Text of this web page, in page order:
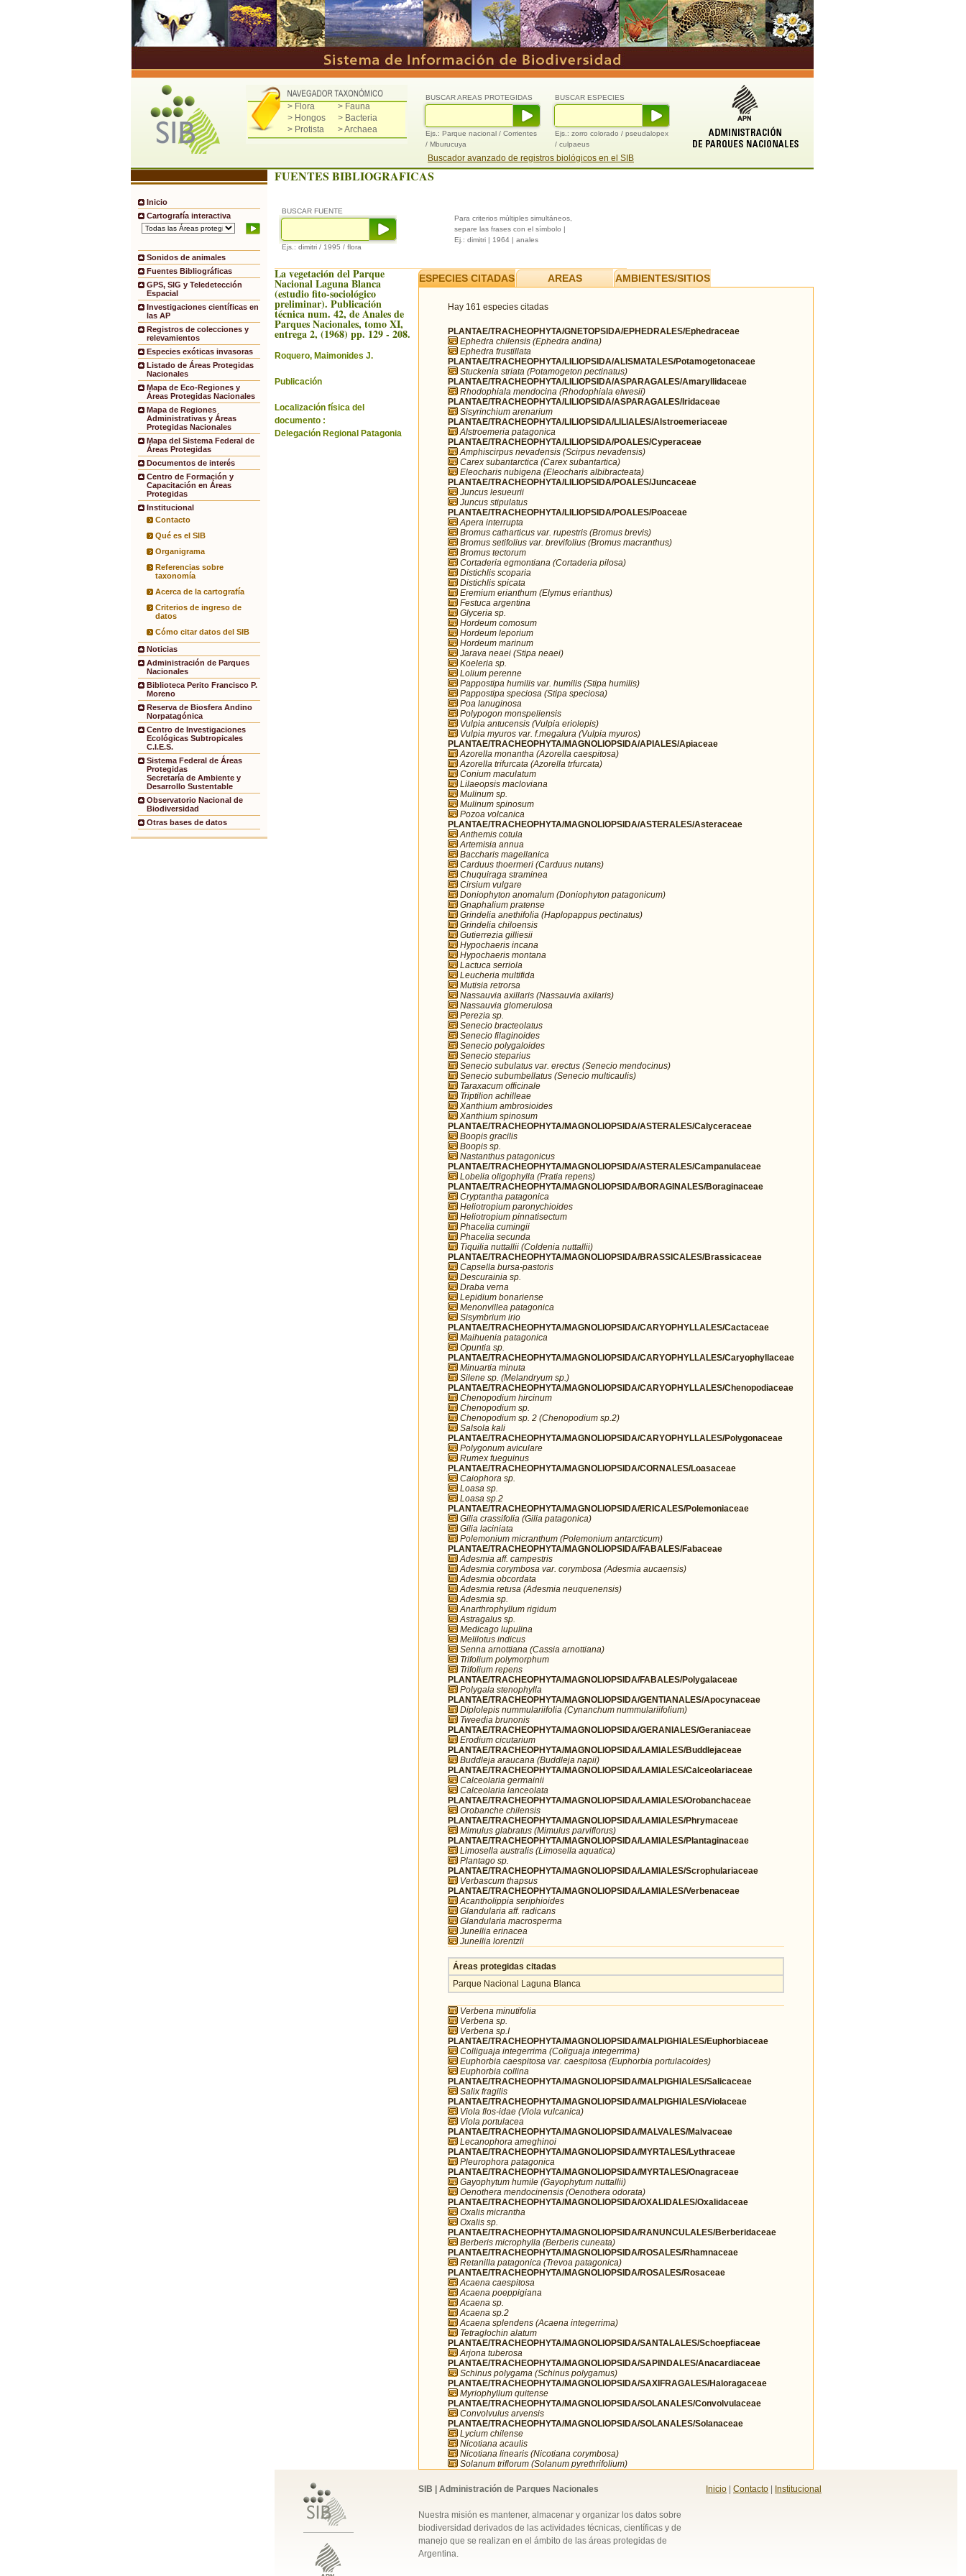
> Flora
> Fauna
> Hongos
> Bacteria
> Protista
> Archaea
BUSCAR ESPECIES
Ejs.: zorro colorado / pseudalopex
/ culpaeus
BUSCAR AREAS PROTEGIDAS
Ejs.: Parque nacional / Corrientes
/ Mburucuya
Buscador avanzado de registros biológicos en el SIB
Inicio
Cartografía interactiva
Sonidos de animales
Fuentes Bibliográficas
GPS, SIG y Teledetección
Espacial
Investigaciones científicas en
las AP
Registros de colecciones y
relevamientos
Especies exóticas invasoras
Listado de Áreas Protegidas
Nacionales
Mapa de Eco-Regiones y
Áreas Protegidas Nacionales
Mapa de Regiones
Administrativas y Áreas
Protegidas Nacionales
Mapa del Sistema Federal de
Áreas Protegidas
Documentos de interés
Centro de Formación y
Capacitación en Áreas
Protegidas
Institucional
Contacto
Qué es el SIB
Organigrama
Referencias sobre
taxonomía
Acerca de la cartografía
Criterios de ingreso de
datos
Cómo citar datos del SIB
Noticias
Administración de Parques
Nacionales
Biblioteca Perito Francisco P.
Moreno
Reserva de Biosfera Andino
Norpatagónica
Centro de Investigaciones
Ecológicas Subtropicales
C.I.E.S.
Sistema Federal de Áreas
Protegidas
Secretaría de Ambiente y
Desarrollo Sustentable
Observatorio Nacional de
Biodiversidad
Otras bases de datos
FUENTES BIBLIOGRAFICAS
BUSCAR FUENTE
Ejs.: dimitri / 1995 / flora
Para criterios múltiples simultáneos,
separe las frases con el símbolo |
Ej.: dimitri | 1964 | anales
La vegetación del Parque
Nacional Laguna Blanca
(estudio fito-sociológico
preliminar). Publicación
técnica num. 42, de Anales de
Parques Nacionales, tomo XI,
entrega 2, (1968) pp. 129 - 208.
Roquero, Maimonides J.
Publicación
Localización física del
documento :
Delegación Regional Patagonia
ESPECIES CITADAS AREAS AMBIENTES/SITIOS
Hay 161 especies citadas
PLANTAE/TRACHEOPHYTA/GNETOPSIDA/EPHEDRALES/Ephedraceae
Ephedra chilensis (Ephedra andina)
Ephedra frustillata
PLANTAE/TRACHEOPHYTA/LILIOPSIDA/ALISMATALES/Potamogetonaceae
Stuckenia striata (Potamogeton pectinatus)
PLANTAE/TRACHEOPHYTA/LILIOPSIDA/ASPARAGALES/Amaryllidaceae
Rhodophiala mendocina (Rhodophiala elwesii)
PLANTAE/TRACHEOPHYTA/LILIOPSIDA/ASPARAGALES/Iridaceae
Sisyrinchium arenarium
PLANTAE/TRACHEOPHYTA/LILIOPSIDA/LILIALES/Alstroemeriaceae
Alstroemeria patagonica
PLANTAE/TRACHEOPHYTA/LILIOPSIDA/POALES/Cyperaceae
Amphiscirpus nevadensis (Scirpus nevadensis)
Carex subantarctica (Carex subantartica)
Eleocharis nubigena (Eleocharis albibracteata)
PLANTAE/TRACHEOPHYTA/LILIOPSIDA/POALES/Juncaceae
Juncus lesueurii
Juncus stipulatus
PLANTAE/TRACHEOPHYTA/LILIOPSIDA/POALES/Poaceae
Apera interrupta
Bromus catharticus var. rupestris (Bromus brevis)
Bromus setifolius var. brevifolius (Bromus macranthus)
Bromus tectorum
Cortaderia egmontiana (Cortaderia pilosa)
Distichlis scoparia
Distichlis spicata
Eremium erianthum (Elymus erianthus)
Festuca argentina
Glyceria sp.
Hordeum comosum
Hordeum leporium
Hordeum marinum
Jarava neaei (Stipa neaei)
Koeleria sp.
Lolium perenne
Pappostipa humilis var. humilis (Stipa humilis)
Pappostipa speciosa (Stipa speciosa)
Poa lanuginosa
Polypogon monspeliensis
Vulpia antucensis (Vulpia eriolepis)
Vulpia myuros var. f.megalura (Vulpia myuros)
PLANTAE/TRACHEOPHYTA/MAGNOLIOPSIDA/APIALES/Apiaceae
Azorella monantha (Azorella caespitosa)
Azorella trifurcata (Azorella trfurcata)
Conium maculatum
Lilaeopsis macloviana
Mulinum sp.
Mulinum spinosum
Pozoa volcanica
PLANTAE/TRACHEOPHYTA/MAGNOLIOPSIDA/ASTERALES/Asteraceae
Anthemis cotula
Artemisia annua
Baccharis magellanica
Carduus thoermeri (Carduus nutans)
Chuquiraga straminea
Cirsium vulgare
Doniophyton anomalum (Doniophyton patagonicum)
Gnaphalium pratense
Grindelia anethifolia (Haplopappus pectinatus)
Grindelia chiloensis
Gutierrezia gilliesii
Hypochaeris incana
Hypochaeris montana
Lactuca serriola
Leucheria multifida
Mutisia retrorsa
Nassauvia axillaris (Nassauvia axilaris)
Nassauvia glomerulosa
Perezia sp.
Senecio bracteolatus
Senecio filaginoides
Senecio polygaloides
Senecio steparius
Senecio subulatus var. erectus (Senecio mendocinus)
Senecio subumbellatus (Senecio multicaulis)
Taraxacum officinale
Triptilion achilleae
Xanthium ambrosioides
Xanthium spinosum
PLANTAE/TRACHEOPHYTA/MAGNOLIOPSIDA/ASTERALES/Calyceraceae
Boopis gracilis
Boopis sp.
Nastanthus patagonicus
PLANTAE/TRACHEOPHYTA/MAGNOLIOPSIDA/ASTERALES/Campanulaceae
Lobelia oligophylla (Pratia repens)
PLANTAE/TRACHEOPHYTA/MAGNOLIOPSIDA/BORAGINALES/Boraginaceae
Cryptantha patagonica
Heliotropium paronychioides
Heliotropium pinnatisectum
Phacelia cumingii
Phacelia secunda
Tiquilia nuttallii (Coldenia nuttallii)
PLANTAE/TRACHEOPHYTA/MAGNOLIOPSIDA/BRASSICALES/Brassicaceae
Capsella bursa-pastoris
Descurainia sp.
Draba verna
Lepidium bonariense
Menonvillea patagonica
Sisymbrium irio
PLANTAE/TRACHEOPHYTA/MAGNOLIOPSIDA/CARYOPHYLLALES/Cactaceae
Maihuenia patagonica
Opuntia sp.
PLANTAE/TRACHEOPHYTA/MAGNOLIOPSIDA/CARYOPHYLLALES/Caryophyllaceae
Minuartia minuta
Silene sp. (Melandryum sp.)
PLANTAE/TRACHEOPHYTA/MAGNOLIOPSIDA/CARYOPHYLLALES/Chenopodiaceae
Chenopodium hircinum
Chenopodium sp.
Chenopodium sp. 2 (Chenopodium sp.2)
Salsola kali
PLANTAE/TRACHEOPHYTA/MAGNOLIOPSIDA/CARYOPHYLLALES/Polygonaceae
Polygonum aviculare
Rumex fueguinus
PLANTAE/TRACHEOPHYTA/MAGNOLIOPSIDA/CORNALES/Loasaceae
Caiophora sp.
Loasa sp.
Loasa sp.2
PLANTAE/TRACHEOPHYTA/MAGNOLIOPSIDA/ERICALES/Polemoniaceae
Gilia crassifolia (Gilia patagonica)
Gilia laciniata
Polemonium micranthum (Polemonium antarcticum)
PLANTAE/TRACHEOPHYTA/MAGNOLIOPSIDA/FABALES/Fabaceae
Adesmia aff. campestris
Adesmia corymbosa var. corymbosa (Adesmia aucaensis)
Adesmia obcordata
Adesmia retusa (Adesmia neuquenensis)
Adesmia sp.
Anarthrophyllum rigidum
Astragalus sp.
Medicago lupulina
Melilotus indicus
Senna arnottiana (Cassia arnottiana)
Trifolium polymorphum
Trifolium repens
PLANTAE/TRACHEOPHYTA/MAGNOLIOPSIDA/FABALES/Polygalaceae
Polygala stenophylla
PLANTAE/TRACHEOPHYTA/MAGNOLIOPSIDA/GENTIANALES/Apocynaceae
Diplolepis nummulariifolia (Cynanchum nummulariifolium)
Tweedia brunonis
PLANTAE/TRACHEOPHYTA/MAGNOLIOPSIDA/GERANIALES/Geraniaceae
Erodium cicutarium
PLANTAE/TRACHEOPHYTA/MAGNOLIOPSIDA/LAMIALES/Buddlejaceae
Buddleja araucana (Buddleja napii)
PLANTAE/TRACHEOPHYTA/MAGNOLIOPSIDA/LAMIALES/Calceolariaceae
Calceolaria germainii
Calceolaria lanceolata
PLANTAE/TRACHEOPHYTA/MAGNOLIOPSIDA/LAMIALES/Orobanchaceae
Orobanche chilensis
PLANTAE/TRACHEOPHYTA/MAGNOLIOPSIDA/LAMIALES/Phrymaceae
Mimulus glabratus (Mimulus parviflorus)
PLANTAE/TRACHEOPHYTA/MAGNOLIOPSIDA/LAMIALES/Plantaginaceae
Limosella australis (Limosella aquatica)
Plantago sp.
PLANTAE/TRACHEOPHYTA/MAGNOLIOPSIDA/LAMIALES/Scrophulariaceae
Verbascum thapsus
PLANTAE/TRACHEOPHYTA/MAGNOLIOPSIDA/LAMIALES/Verbenaceae
Acantholippia seriphioides
Glandularia aff. radicans
Glandularia macrosperma
Junellia erinacea
Junellia lorentzii
Áreas protegidas citadas
Parque Nacional Laguna Blanca
Verbena minutifolia
Verbena sp.
Verbena sp.I
PLANTAE/TRACHEOPHYTA/MAGNOLIOPSIDA/MALPIGHIALES/Euphorbiaceae
Colliguaja integerrima (Coliguaja integerrima)
Euphorbia caespitosa var. caespitosa (Euphorbia portulacoides)
Euphorbia collina
PLANTAE/TRACHEOPHYTA/MAGNOLIOPSIDA/MALPIGHIALES/Salicaceae
Salix fragilis
PLANTAE/TRACHEOPHYTA/MAGNOLIOPSIDA/MALPIGHIALES/Violaceae
Viola flos-idae (Viola vulcanica)
Viola portulacea
PLANTAE/TRACHEOPHYTA/MAGNOLIOPSIDA/MALVALES/Malvaceae
Lecanophora ameghinoi
PLANTAE/TRACHEOPHYTA/MAGNOLIOPSIDA/MYRTALES/Lythraceae
Pleurophora patagonica
PLANTAE/TRACHEOPHYTA/MAGNOLIOPSIDA/MYRTALES/Onagraceae
Gayophytum humile (Gayophytum nuttallii)
Oenothera mendocinensis (Oenothera odorata)
PLANTAE/TRACHEOPHYTA/MAGNOLIOPSIDA/OXALIDALES/Oxalidaceae
Oxalis micrantha
Oxalis sp.
PLANTAE/TRACHEOPHYTA/MAGNOLIOPSIDA/RANUNCULALES/Berberidaceae
Berberis microphylla (Berberis cuneata)
PLANTAE/TRACHEOPHYTA/MAGNOLIOPSIDA/ROSALES/Rhamnaceae
Retanilla patagonica (Trevoa patagonica)
PLANTAE/TRACHEOPHYTA/MAGNOLIOPSIDA/ROSALES/Rosaceae
Acaena caespitosa
Acaena poeppigiana
Acaena sp.
Acaena sp.2
Acaena splendens (Acaena integerrima)
Tetraglochin alatum
PLANTAE/TRACHEOPHYTA/MAGNOLIOPSIDA/SANTALALES/Schoepfiaceae
Arjona tuberosa
PLANTAE/TRACHEOPHYTA/MAGNOLIOPSIDA/SAPINDALES/Anacardiaceae
Schinus polygama (Schinus polygamus)
PLANTAE/TRACHEOPHYTA/MAGNOLIOPSIDA/SAXIFRAGALES/Haloragaceae
Myriophyllum quitense
PLANTAE/TRACHEOPHYTA/MAGNOLIOPSIDA/SOLANALES/Convolvulaceae
Convolvulus arvensis
PLANTAE/TRACHEOPHYTA/MAGNOLIOPSIDA/SOLANALES/Solanaceae
Lycium chilense
Nicotiana acaulis
Nicotiana linearis (Nicotiana corymbosa)
Solanum triflorum (Solanum pyrethrifolium)
SIB | Administración de Parques Nacionales
Nuestra misión es mantener, almacenar y organizar los datos sobre
biodiversidad derivados de las actividades técnicas, científicas y de
manejo que se realizan en el ámbito de las áreas protegidas de
Argentina.
Inicio | Contacto | Institucional